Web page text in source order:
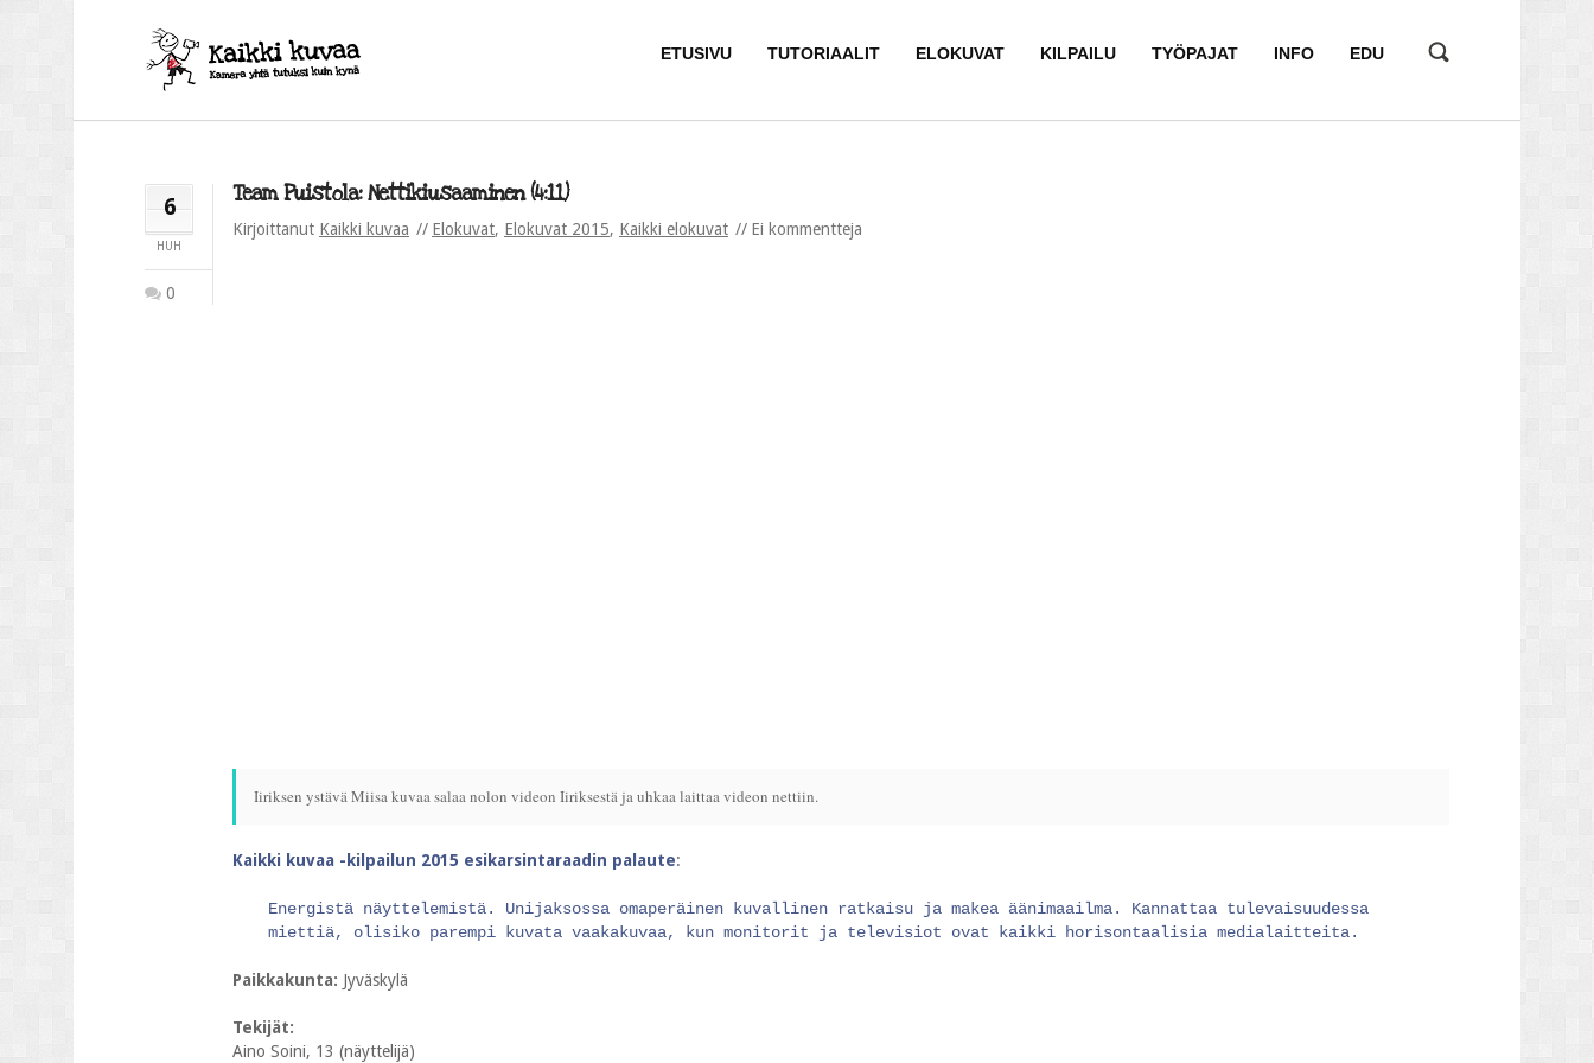
ETUSIVU TUTORIAALIT ELOKUVAT KILPAILU TYÖPAJAT INFO EDU
6
HUH
0
Team Puistola: Nettikiusaaminen (4:11)
Kirjoittanut Kaikki kuvaa Elokuvat, Elokuvat 2015, Kaikki elokuvat Ei kommentteja
Iiriksen ystävä Miisa kuvaa salaa nolon videon Iiriksestä ja uhkaa laittaa videon nettiin.
Kaikki kuvaa -kilpailun 2015 esikarsintaraadin palaute:
Energistä näyttelemistä. Unijaksossa omaperäinen kuvallinen ratkaisu ja makea äänimaailma. Kannattaa tulevaisuudessa
miettiä, olisiko parempi kuvata vaakakuvaa, kun monitorit ja televisiot ovat kaikki horisontaalisia medialaitteita.
Paikkakunta: Jyväskylä
Tekijät:
Aino Soini, 13 (näyttelijä)